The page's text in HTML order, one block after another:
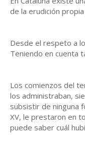
de la erudición
Desde el respeto a
Teniendo en cuenta
Los comienzos del
los administraban,
subsistir de ninguna
XV, le prestaron en
puede saber cuál